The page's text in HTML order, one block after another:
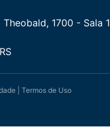
1700 - Sala 1
Termos de Uso